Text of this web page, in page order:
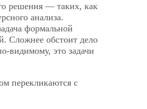
решения — таких, как
анализа.
формальной
Сложнее обстоит дело
видимому, это задачи
перекликаются с